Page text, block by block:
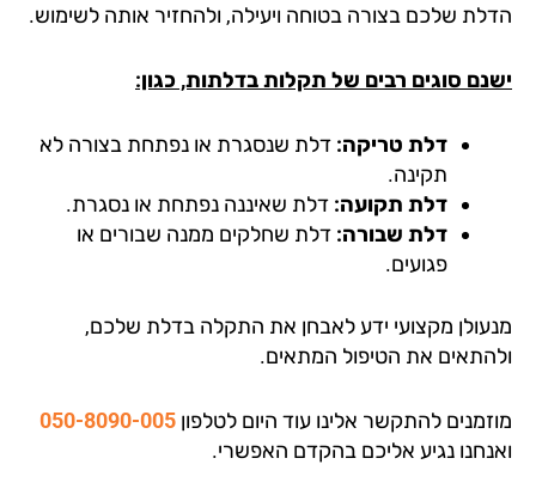
שלכם בצורה בטוחה ויעילה, ולהחזיר אותה לשימוש.
סוגים רבים של תקלות בדלתות, כגון:
דלת טריקה:דלת שנסגרת או נפתחת בצורה לא
תקינה.
דלת תקועה:דלת שאיננה נפתחת או נסגרת.
דלת שבורה:דלת שחלקים ממנה שבורים או
פגועים.
מקצועי ידע לאבחן את התקלה בדלת שלכם,
את הטיפול המתאים.
להתקשר אלינו עוד היום לטלפון050-8090-005
נגיע אליכם בהקדם האפשרי.